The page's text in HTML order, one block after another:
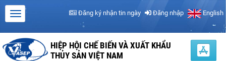
Đăng ký nhận tin ngày Đăng nhập English
HIỆP HỘI CHẾ BIẾN VÀ XUẤT KHẨU
THỦY SẢN VIỆT NAM